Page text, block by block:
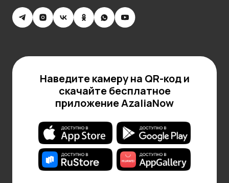
Наведите камеру на QR-код и
скачайте бесплатное
приложение AzaliaNow